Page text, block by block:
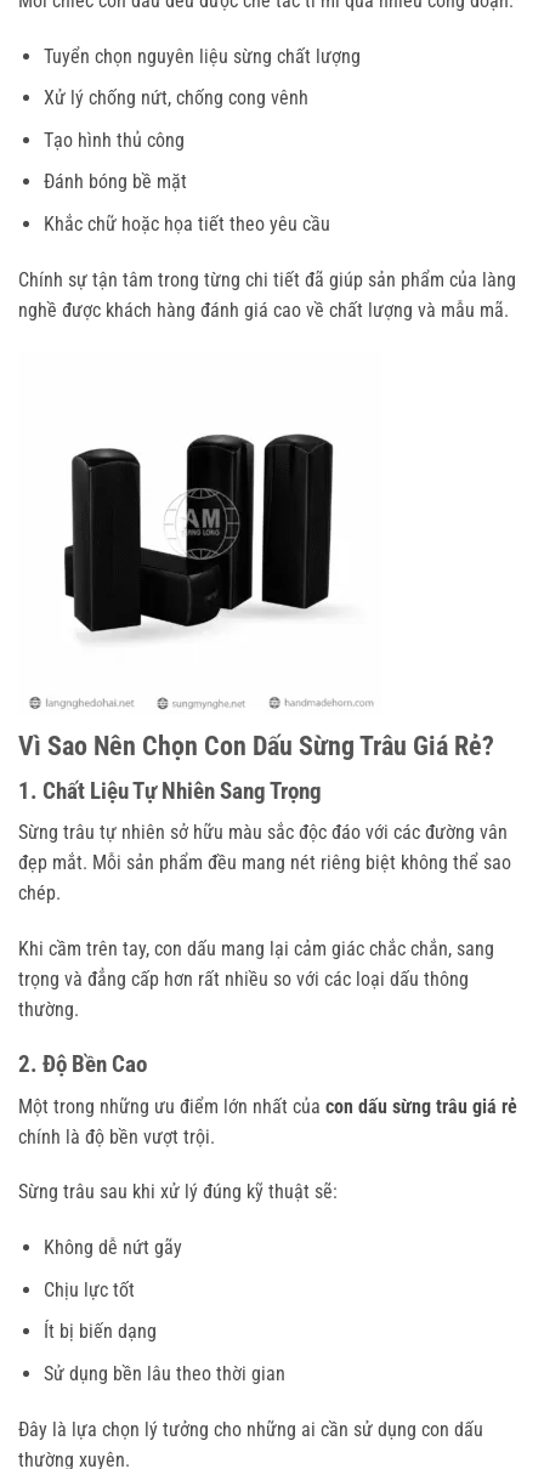
Tuyển chọn nguyên liệu sừng chất lượng
Xử lý chống nứt, chống cong vênh
Tạo hình thủ công
Đánh bóng bề mặt
Khắc chữ hoặc họa tiết theo yêu cầu
Chính sự tận tâm trong từng chi tiết đã giúp sản phẩm của làng
nghề được khách hàng đánh giá cao về chất lượng và mẫu mã.
Vì Sao Nên Chọn Con Dấu Sừng Trâu Giá Rẻ?
1. Chất Liệu Tự Nhiên Sang Trọng
Sừng trâu tự nhiên sở hữu màu sắc độc đáo với các đường vân
đẹp mắt. Mỗi sản phẩm đều mang nét riêng biệt không thể sao
chép.
Khi cầm trên tay, con dấu mang lại cảm giác chắc chắn, sang
trọng và đẳng cấp hơn rất nhiều so với các loại dấu thông
thường.
2. Độ Bền Cao
Một trong những ưu điểm lớn nhất của con dấu sừng trâu giá rẻ
chính là độ bền vượt trội.
Sừng trâu sau khi xử lý đúng kỹ thuật sẽ:
Không dễ nứt gãy
Chịu lực tốt
Ít bị biến dạng
Sử dụng bền lâu theo thời gian
Đây là lựa chọn lý tưởng cho những ai cần sử dụng con dấu
thường xuyên.